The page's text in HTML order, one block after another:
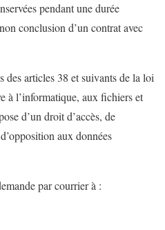
pendant une durée
conclusion d’un contrat avec
articles 38 et suivants de la loi
à l’informatique, aux fichiers et
d’un droit d’accès, de
aux données
par courrier à :